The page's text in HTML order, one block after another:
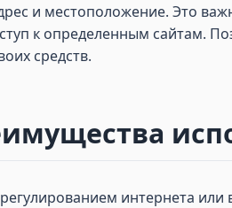
и местоположение. Это
к определенным сайтам.
средств.
интернета